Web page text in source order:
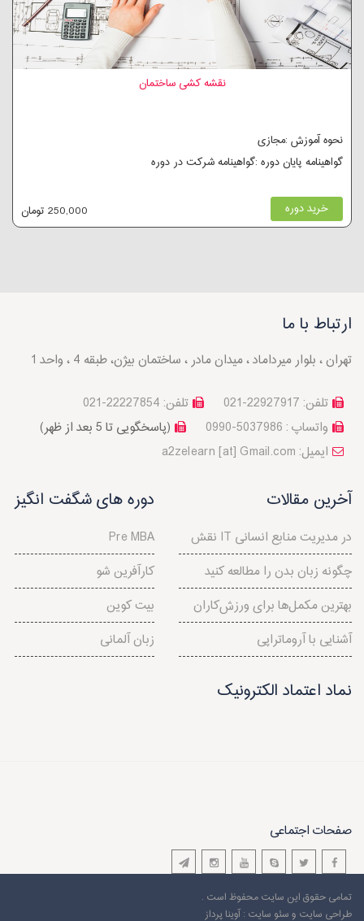
نقشه کشی ساختمان
نحوه آموزش :مجازی
گواهینامه پایان دوره :گواهینامه شرکت در دوره
خرید دوره 250,000 تومان
ارتباط با ما
تهران ، بلوار میرداماد ، میدان مادر ، ساختمان بیژن، طبقه 4 ، واحد 1
تلفن: 22227854-021
تلفن: 22927917-021
(پاسخگویی تا 5 بعد از ظهر)
واتساپ : 5037986-0990
a2zelearn [at] Gmail.com :ایمیل
آخرین مقالات
نقش IT در مدیریت منابع انسانی
چگونه زبان بدن را مطالعه کنید
بهترین مکمل‌ها برای ورزش‌کاران
آشنایی با آروماتراپی
دوره های شگفت انگیز
Pre MBA
کارآفرین شو
بیت کوین
زبان آلمانی
نماد اعتماد الکترونیک
صفحات اجتماعی
تمامی حقوق این سایت محفوظ است .
طراحی سایت و سئو سایت : آوینا پرداز